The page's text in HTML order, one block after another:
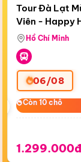
Còn18:30:49
Tour Đà Lạt
Viên - Happy
Hồ Chí Minh
06/08
Còn 10 chỗ
Còn 10 chỗ
1.299.000đ